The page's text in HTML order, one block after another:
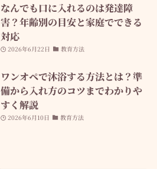
なんでも口に入れるのは発達障
害？年齢別の目安と家庭でできる
対応
2026年6月22日 教育方法
ワンオペで沐浴する方法とは？準
備から入れ方のコツまでわかりや
すく解説
2026年6月10日 教育方法